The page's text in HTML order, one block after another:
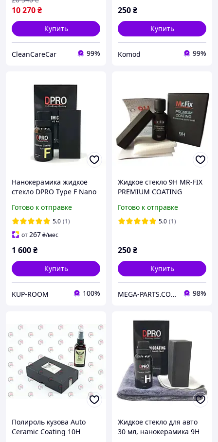
10 270₴
Купить
CleanCareCar 99%
250₴
Купить
Komod 99%
Нанокерамика жидкое
стекло DPRO Type F Nano
для авто 12 мл
гидрофобное покрытие
ДПРО
Готово к отправке
5.0 (1)
от267₴/мес
1 600₴
Купить
KUP-ROOM 100%
Жидкое стекло 9H MR-FIX
PREMIUM COATING
жидкая керамика,
гидрофобное покрытие
Готово к отправке
5.0 (1)
250₴
Купить
MEGA-PARTS.COM.UA 98%
Полироль кузова Auto
Ceramic Coating 10H
Жидкое стекло для авто
30 мл, нанокерамика 9H